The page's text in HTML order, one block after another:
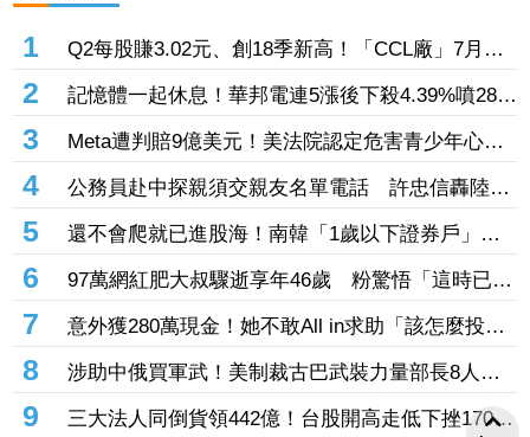
1
Q2每股賺3.02元、創18季新高！「CCL廠」7月營
收創近4年高 AI伺服器助攻下半年成長
2
記憶體一起休息！華邦電連5漲後下殺4.39%噴286
億元 「這檔」累漲40%後也走弱炸315億元
3
Meta遭判賠9億美元！美法院認定危害青少年心理
健康 要求5年內調整未成年用戶機制
4
公務員赴中探親須交親友名單電話 許忠信轟陸委
會：不能用國安當藉口無限上綱
5
還不會爬就已進股海！南韓「1歲以下證券戶」暴
增3倍 美股ETF成熱門標的
6
97萬網紅肥大叔驟逝享年46歲 粉驚悟「這時已現
端倪」：一直覺得不對勁
7
意外獲280萬現金！她不敢All in求助「該怎麼投
資」 網一面倒建議：專心存0050就好
8
涉助中俄買軍武！美制裁古巴武裝力量部長8人、5
公司 聯合國示警：恐讓古巴陷入國家危機
9
三大法人同倒貨領442億！台股開高走低下挫170